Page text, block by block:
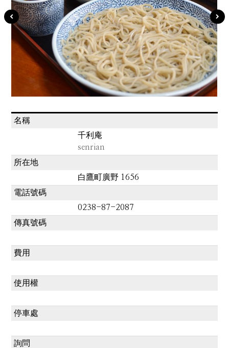
名稱
千利庵
senrian
所在地
白鷹町廣野 1656
電話號碼
0238-87-2087
傳真號碼
費用
使用權
停車處
詢問